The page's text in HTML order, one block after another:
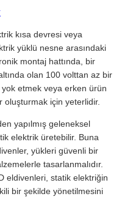
kısa devresi veya
yüklü nesne arasındaki
montaj hattında, bir
olan 100 volttan az bir
etmek veya erken ürün
oluşturmak için yeterlidir.
yapılmış geleneksel
elektrik üretebilir. Buna
yükleri güvenli bir
tasarlanmalıdır.
eldivenleri, statik elektriğin
bir şekilde yönetilmesini